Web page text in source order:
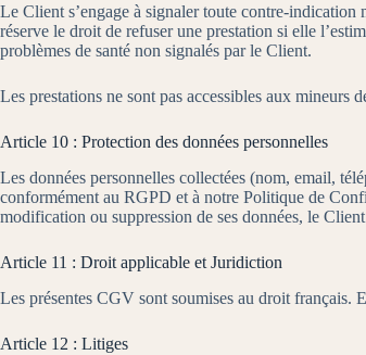
Le Client s’engage à signaler toute contre-
réserve le droit de refuser une prestation si elle
problèmes de santé non signalés par le Client.
Les prestations ne sont pas accessibles aux mineurs
Article 10 : Protection des données personnelles
Les données personnelles collectées (nom, email,
conformément au RGPD et à notre Politique de
modification ou suppression de ses données, le
Article 11 : Droit applicable et Juridiction
Les présentes CGV sont soumises au droit français.
Article 12 : Litiges